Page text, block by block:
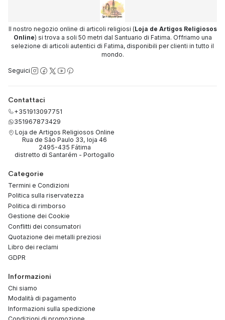
Il nostro negozio online di articoli religiosi (Loja de Artigos Religiosos
Online) si trova a soli 50 metri dal Santuario di Fatima. Offriamo una
selezione di articoli autentici di Fatima, disponibili per clienti in tutto il
mondo.
Seguici
Contattaci
+351913097751
351967873429
Loja de Artigos Religiosos Online
Rua de São Paulo 33, loja 46
2495-435 Fátima
distretto di Santarém - Portogallo
Categorie
Termini e Condizioni
Politica sulla riservatezza
Politica di rimborso
Gestione dei Cookie
Conflitti dei consumatori
Quotazione dei metalli preziosi
Libro dei reclami
GDPR
Informazioni
Chi siamo
Modalità di pagamento
Informazioni sulla spedizione